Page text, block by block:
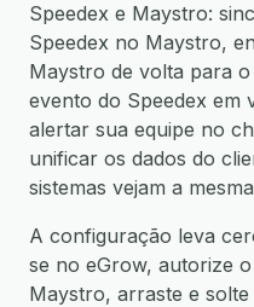
Speedex e Maystro:
Speedex no Maystro,
Maystro de volta para
evento do Speedex em
alertar sua equipe no
unificar os dados do
sistemas vejam a
A configuração leva
se no eGrow, autorize
Maystro, arraste e